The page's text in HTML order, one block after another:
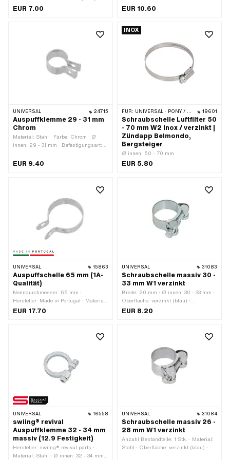
innen: 29 - 31 mm · Befestigungsart:
EUR 7.00
Befestigungsart: Schrauben & Muttern
EUR 10.60
UNIVERSAL 24715
Auspuffklemme 29 - 31 mm
Chrom
Material: Stahl · Farbe: Chrom · Ø
innen: 29 - 31 mm · Befestigungsart:
verchromt
EUR 9.40
INOX
FÜR: UNIVERSAL · PONY / CILO (BETA 521 & 512) · ZÜNDAPP BELMONDO · ZÜNDAPP 19601
Schraubschelle Luftfilter 50
- 70 mm W2 Inox / verzinkt |
Zündapp Belmondo,
Bergsteiger
Ø innen: 50 - 70 mm
EUR 5.80
UNIVERSAL 15863
Auspuffschelle 65 mm (1A-
Qualität)
Nenndurchmesser: 65 mm ·
Hersteller: Made in Portugal · Material:
Stahl · Farbe: Chrom · Breite: 20 mm ·
EUR 17.70
UNIVERSAL 31083
Schraubschelle massiv 30 -
33 mm W1 verzinkt
Breite: 20 mm · Ø innen: 30 - 33 mm ·
Oberfläche: verzinkt (blau) ·
Gewindegrösse: M6
EUR 8.20
UNIVERSAL 16558
swiing® revival
Auspuffklemme 32 - 34 mm
massiv (12.9 Festigkeit)
Hersteller: swiing® revival parts ·
Material: Stahl · Ø innen: 32 - 34 mm ·
UNIVERSAL 31084
Schraubschelle massiv 26 -
28 mm W1 verzinkt
Anzahl Bestandteile: 1 Stk. · Material:
Stahl · Oberfläche: verzinkt (blau) · Ø